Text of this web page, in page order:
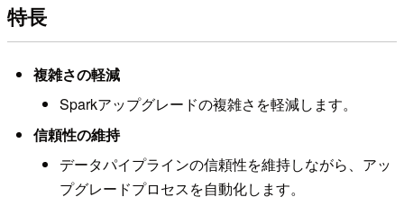
特長
複雑さの軽減
Sparkアップグレードの複雑さを軽減します。
信頼性の維持
データパイプラインの信頼性を維持しながら、アッ
プグレードプロセスを自動化します。